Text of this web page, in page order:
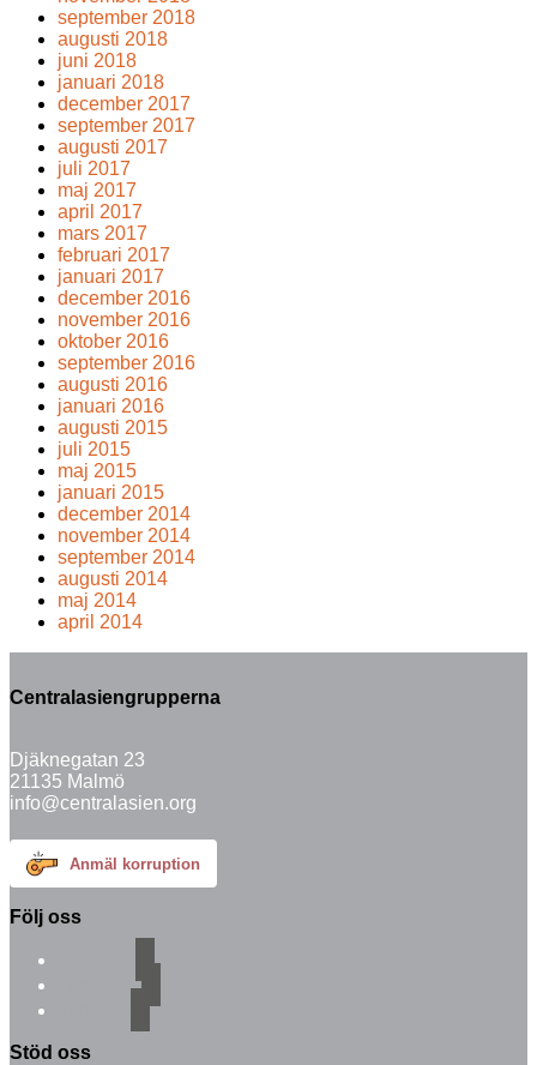
september 2018
augusti 2018
juni 2018
januari 2018
december 2017
september 2017
augusti 2017
juli 2017
maj 2017
april 2017
mars 2017
februari 2017
januari 2017
december 2016
november 2016
oktober 2016
september 2016
augusti 2016
januari 2016
augusti 2015
juli 2015
maj 2015
januari 2015
december 2014
november 2014
september 2014
augusti 2014
maj 2014
april 2014
Centralasiengrupperna
Djäknegatan 23
21135 Malmö
info@centralasien.org
Anmäl korruption
Följ oss
instagram
Stöd oss